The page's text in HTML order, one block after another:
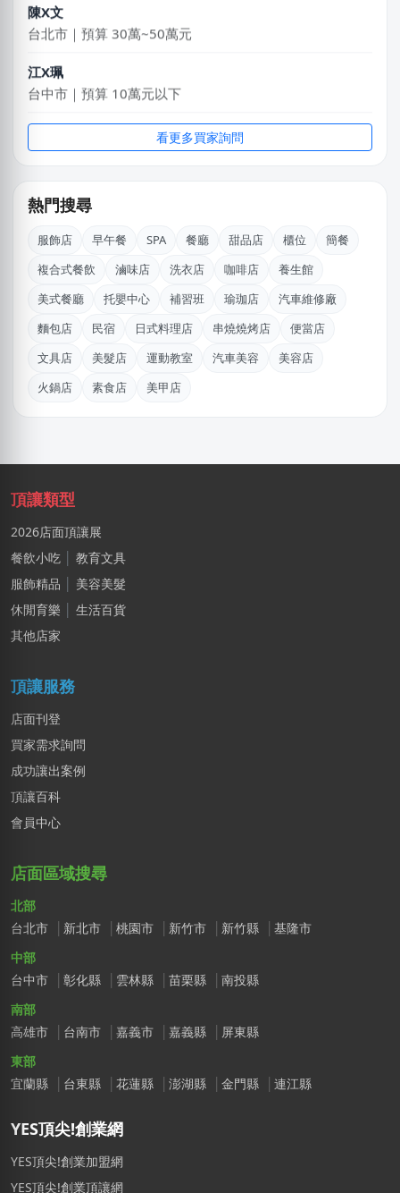
江X珮
廖X姐
陳X姐
LXone
新北市｜預算 30萬~50萬元
韓X勳
新北市｜預算 10萬~30萬元
游X姐
新北市｜預算 10萬~30萬元
江X珮
江X珮
台中市｜預算 10萬元以下
廖X姐
南投縣｜預算 10萬~30萬元
看更多買家詢問
熱門搜尋
服飾店 早午餐 SPA 餐廳 甜品店 櫃位
簡餐
複合式餐飲
滷味店 洗衣店 咖啡店
養生館
美式餐廳
托嬰中心 補習班 瑜珈店
汽車維修廠
麵包店
民宿 日式料理店 串燒燒烤店
便當店
文具店
美髮店 運動教室 汽車美容
美容店
火鍋店
素食店 美甲店
頂讓類型
2026店面頂讓展
餐飲小吃
教育文具
服飾精品
美容美髮
休閒育樂
生活百貨
其他店家
頂讓服務
店面刊登
買家需求詢問
成功讓出案例
頂讓百科
會員中心
店面區域搜尋
北部
台北市
新北市 桃園市 新竹市 新竹縣
基隆市
中部
台中市
彰化縣 雲林縣 苗栗縣
南投縣
南部
高雄市
台南市 嘉義市 嘉義縣
屏東縣
東部
宜蘭縣
台東縣 花蓮縣 澎湖縣 金門縣 連江縣
YES頂尖!創業網
YES頂尖!創業加盟網
YES頂尖!創業頂讓網